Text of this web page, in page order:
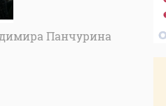
Панчурина